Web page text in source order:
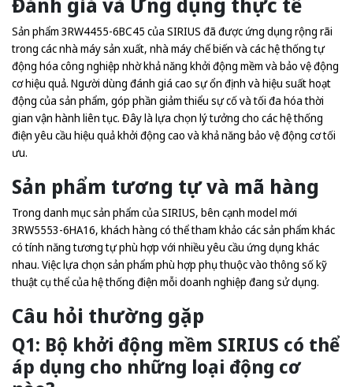
Sản phẩm 3RW4455-6BC45 của SIRIUS đã được ứng dụng rộng rãi
trong các nhà máy sản xuất, nhà máy chế biến và các hệ thống tự
động hóa công nghiệp nhờ khả năng khởi động mềm và bảo vệ động
cơ hiệu quả. Người dùng đánh giá cao sự ổn định và hiệu suất hoạt
động của sản phẩm, góp phần giảm thiểu sự cố và tối đa hóa thời
gian vận hành liên tục. Đây là lựa chọn lý tưởng cho các hệ thống
điện yêu cầu hiệu quả khởi động cao và khả năng bảo vệ động cơ tối
ưu.
Sản phẩm tương tự và mã hàng
Trong danh mục sản phẩm của SIRIUS, bên cạnh model mới
3RW5553-6HA16, khách hàng có thể tham khảo các sản phẩm khác
có tính năng tương tự phù hợp với nhiều yêu cầu ứng dụng khác
nhau. Việc lựa chọn sản phẩm phù hợp phụ thuộc vào thông số kỹ
thuật cụ thể của hệ thống điện mỗi doanh nghiệp đang sử dụng.
Câu hỏi thường gặp
Q1: Bộ khởi động mềm SIRIUS có thể
áp dụng cho những loại động cơ